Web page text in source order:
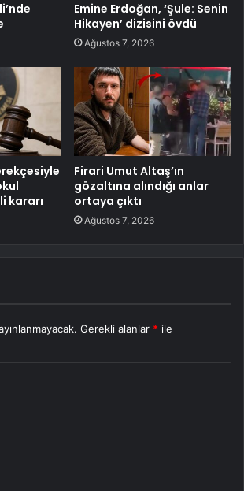
Emine Erdoğan, ‘Şule: Senin
Hikayen’ dizisini övdü
Ağustos 7, 2026
kararı
Firari Umut Altaş’ın
gözaltına alındığı anlar
ortaya çıktı
Ağustos 7, 2026
Gerekli alanlar * ile